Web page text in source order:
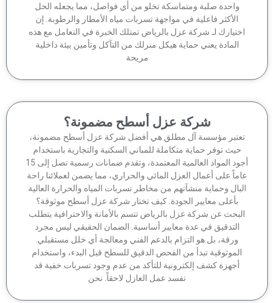
واحدة صلبة ومتماسكة تخلو من أي فواصل، مما يجعله الحل
الأكثر فاعلية في مواجهة تسربات مياه الأمطار والرطوبة. إن
لـ شركة عزل بالرياض تمتلك الخبرة في التعامل مع هذه
المادة يعني حماية هيكل منزلك من التآكل وتأمين بيئة داخلية
شركة عزل أسطح مضمونة؟
مؤسسة آل مطلق هي أفضل شركة عزل أسطح مضمونة،
حيث توفر حماية متكاملة للمباني السكنية والتجارية باستخدام
أجود المواد العالمية المعتمدة، وتقدم ضمانات رسمية تصل إلى 15
على أعمال العزل المائي والحراري، مما يضمن لعملائنا راحة
وحماية منشآتهم من مخاطر تسربات المياه والحرارة العالية
بأعلى معايير الجودة. كيف تختار شركة عزل أسطح موثوقة؟
عن شركة عزل بالرياض تتسم بالأمانة والاحترافية يتطلب
التدقيق في عدة معايير أساسية. الضمان الحقيقي ليس مجرد
ورقة، بل هو التزام بالدعم الفني ومعالجة أي خلل مستقبلي.
الموثوقية تبدأ من الفحص الدقيق للسطح قبل البدء، واستخدام
أجهزة كشف إلكترونية للتأكد من عدم وجود تسربات خفية قد
تفسد عمل العازل لاحقاً. نحن